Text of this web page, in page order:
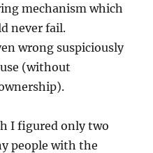
mechanism which
never fail.
wrong suspiciously
(without
I figured only two
people with the